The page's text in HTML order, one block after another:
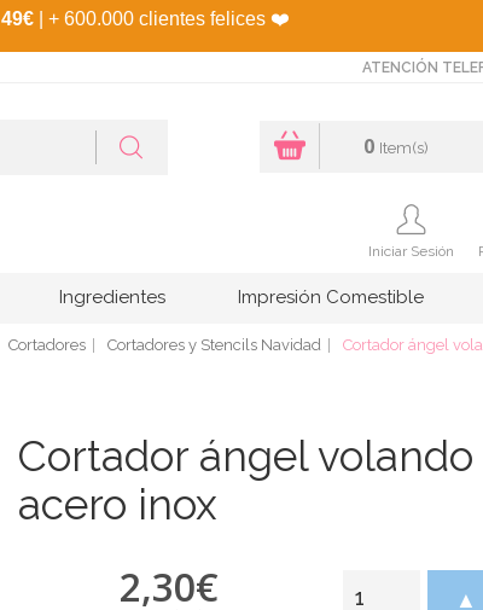
49€ | + 600.000 clientes felices ❤️
ATENCIÓN
0 Item(s)
Iniciar Sesión
Ingredientes Impresión Comestible
Cortadores Cortadores y Stencils Navidad Cortador ángel
Cortador ángel
acero inox
2,30€ ▲